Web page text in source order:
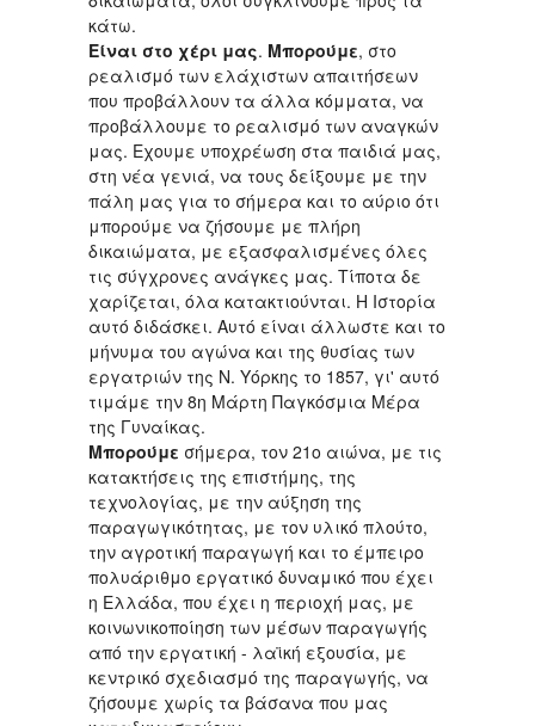
κάτω.
Είναι στο χέρι μας. Μπορούμε, στο
ρεαλισμό των ελάχιστων απαιτήσεων
που προβάλλουν τα άλλα κόμματα, να
προβάλλουμε το ρεαλισμό των αναγκών
μας. Εχουμε υποχρέωση στα παιδιά μας,
στη νέα γενιά, να τους δείξουμε με την
πάλη μας για το σήμερα και το αύριο ότι
μπορούμε να ζήσουμε με πλήρη
δικαιώματα, με εξασφαλισμένες όλες
τις σύγχρονες ανάγκες μας. Τίποτα δε
χαρίζεται, όλα κατακτιούνται. Η Ιστορία
αυτό διδάσκει. Αυτό είναι άλλωστε και το
μήνυμα του αγώνα και της θυσίας των
εργατριών της Ν. Υόρκης το 1857, γι' αυτό
τιμάμε την 8η Μάρτη Παγκόσμια Μέρα
της Γυναίκας.
Μπορούμε σήμερα, τον 21ο αιώνα, με τις
κατακτήσεις της επιστήμης, της
τεχνολογίας, με την αύξηση της
παραγωγικότητας, με τον υλικό πλούτο,
την αγροτική παραγωγή και το έμπειρο
πολυάριθμο εργατικό δυναμικό που έχει
η Ελλάδα, που έχει η περιοχή μας, με
κοινωνικοποίηση των μέσων παραγωγής
από την εργατική - λαϊκή εξουσία, με
κεντρικό σχεδιασμό της παραγωγής, να
ζήσουμε χωρίς τα βάσανα που μας